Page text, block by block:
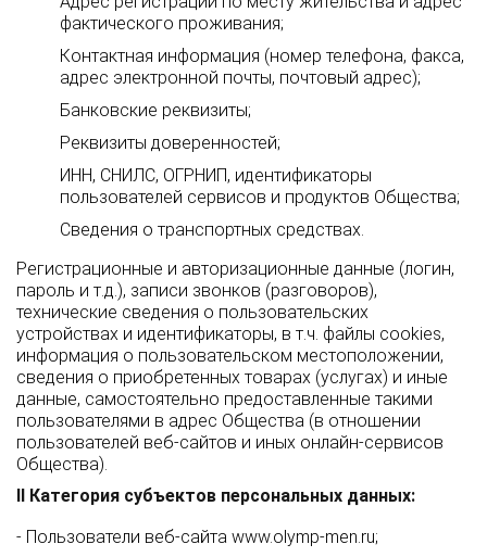
фактического проживания;
Контактная информация (номер телефона, факса,
адрес электронной почты, почтовый адрес);
Банковские реквизиты;
Реквизиты доверенностей;
ИНН, СНИЛС, ОГРНИП, идентификаторы
пользователей сервисов и продуктов Общества;
Сведения о транспортных средствах.
Регистрационные и авторизационные данные (логин,
пароль и т.д.), записи звонков (разговоров),
технические сведения о пользовательских
устройствах и идентификаторы, в т.ч. файлы cookies,
информация о пользовательском местоположении,
сведения о приобретенных товарах (услугах) и иные
данные, самостоятельно предоставленные такими
пользователями в адрес Общества (в отношении
пользователей веб-сайтов и иных онлайн-сервисов
Общества).
II Категория субъектов персональных данных:
- Пользователи веб-сайта www.olymp-men.ru;